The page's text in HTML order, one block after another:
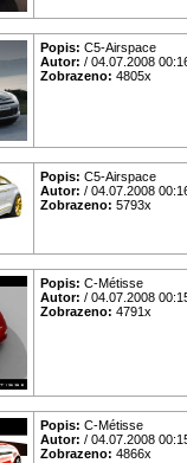
Popis: C5-Airspace
Autor: / 04.07.2008
Zobrazeno: 4805x
Popis: C5-Airspace
Autor: / 04.07.2008
Zobrazeno: 5793x
Popis: C-Métisse
Autor: / 04.07.2008
Zobrazeno: 4791x
Popis: C-Métisse
Autor: / 04.07.2008
Zobrazeno: 4866x